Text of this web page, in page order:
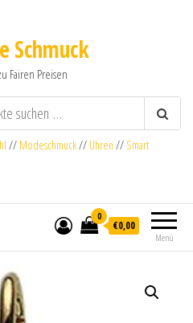
Schmuck
Fairen Preisen
// Modeschmuck// Uhren // Smart
Menü
0
€0,00